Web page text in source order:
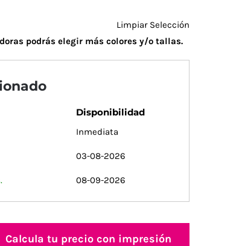
Limpiar Selección
podrás elegir más colores y/o tallas.
Disponibilidad
Inmediata
03-08-2026
08-09-2026
Calcula tu precio con impresión